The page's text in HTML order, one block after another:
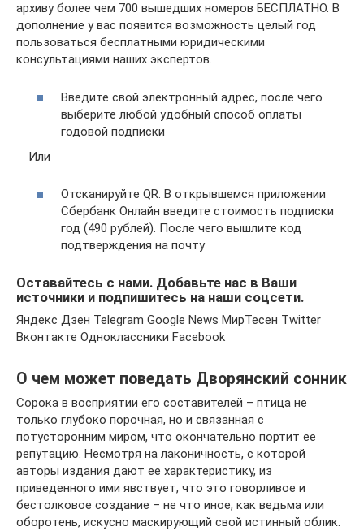
архиву более чем 700 вышедших номеров БЕСПЛАТНО. В
дополнение у вас появится возможность целый год
пользоваться бесплатными юридическими
консультациями наших экспертов.
Введите свой электронный адрес, после чего
выберите любой удобный способ оплаты
годовой подписки
Или
Отсканируйте QR. В открывшемся приложении
Сбербанк Онлайн введите стоимость подписки
год (490 рублей). После чего вышлите код
подтверждения на почту
Оставайтесь с нами. Добавьте нас в Ваши
источники и подпишитесь на наши соцсети.
Яндекс Дзен Telegram Google News МирТесен Twitter
Вконтакте Одноклассники Facebook
О чем может поведать Дворянский сонник
Сорока в восприятии его составителей – птица не
только глубоко порочная, но и связанная с
потусторонним миром, что окончательно портит ее
репутацию. Несмотря на лаконичность, с которой
авторы издания дают ее характеристику, из
приведенного ими явствует, что это говорливое и
бестолковое создание – не что иное, как ведьма или
оборотень, искусно маскирующий свой истинный облик.